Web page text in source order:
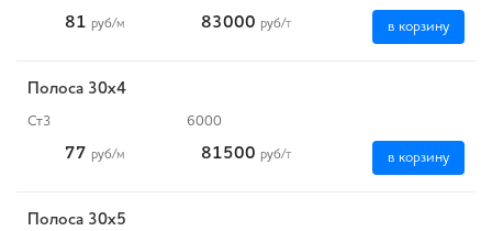
81 руб/м 83000 руб/т в корзину
Полоса 30x4
Ст3 6000
77 руб/м 81500 руб/т в корзину
Полоса 30x5